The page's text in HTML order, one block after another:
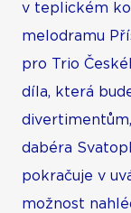
v teplickém
melodramu
pro Trio
díla, která
dabéra
pokračuje v
možnost